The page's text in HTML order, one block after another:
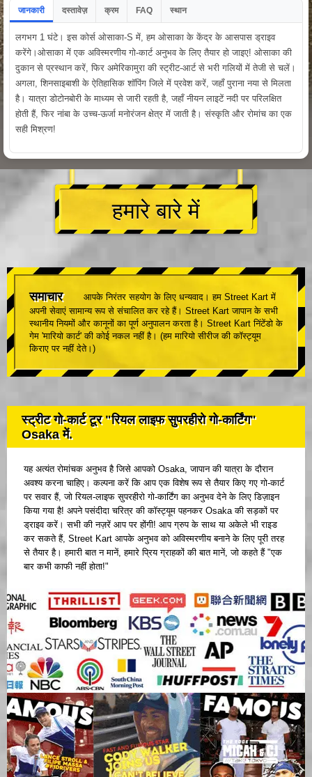
जानकारी दस्तावेज़ क्रम FAQ स्थान
लगभग 1 घंटे। इस कोर्स ओसाका-S में, हम ओसाका के केंद्र के आसपास ड्राइव
करेंगे।ओसाका में एक अविस्मरणीय गो-कार्ट अनुभव के लिए तैयार हो जाइए! ओसाका की
दुकान से प्रस्थान करें, फिर अमेरिकामुरा की स्ट्रीट-आर्ट से भरी गलियों में तेजी से चलें।
अगला, शिनसाइबाशी के ऐतिहासिक शॉपिंग जिले में प्रवेश करें, जहाँ पुराना नया से मिलता
है। यात्रा डोटोनबोरी के माध्यम से जारी रहती है, जहाँ नीयन लाइटें नदी पर परिलक्षित
होती हैं, फिर नांबा के उच्च-ऊर्जा मनोरंजन क्षेत्र में जाती है। संस्कृति और रोमांच का एक
सही मिश्रण!
हमारे बारे में
समाचार
आपके निरंतर सहयोग के लिए धन्यवाद। हम Street Kart में
अपनी सेवाएं सामान्य रूप से संचालित कर रहे हैं। Street Kart जापान के सभी
स्थानीय नियमों और कानूनों का पूर्ण अनुपालन करता है। Street Kart निंटेंडो के
गेम 'मारियो कार्ट' की कोई नकल नहीं है। (हम मारियो सीरीज की कॉस्ट्यूम
किराए पर नहीं देते।)
स्ट्रीट गो-कार्ट टूर "रियल लाइफ सुपरहीरो गो-कार्टिंग"
Osaka में.
यह अत्यंत रोमांचक अनुभव है जिसे आपको Osaka, जापान की यात्रा के दौरान
अवश्य करना चाहिए। कल्पना करें कि आप एक विशेष रूप से तैयार किए गए गो-कार्ट
पर सवार हैं, जो रियल-लाइफ सुपरहीरो गो-कार्टिंग का अनुभव देने के लिए डिज़ाइन
किया गया है! अपने पसंदीदा चरित्र की कॉस्ट्यूम पहनकर Osaka की सड़कों पर
ड्राइव करें। सभी की नज़रें आप पर होंगी! आप ग्रुप के साथ या अकेले भी राइड
कर सकते हैं, Street Kart आपके अनुभव को अविस्मरणीय बनाने के लिए पूरी तरह
से तैयार है। हमारी बात न मानें, हमारे प्रिय ग्राहकों की बात मानें, जो कहते हैं "एक
बार कभी काफी नहीं होता!"